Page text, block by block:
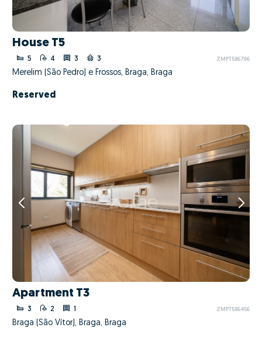
House T5
5 4 3 3 ZMPT586796
Merelim (São Pedro) e Frossos, Braga, Braga
Reserved
Apartment T3
3 2 1 ZMPT586456
Braga (São Vítor), Braga, Braga